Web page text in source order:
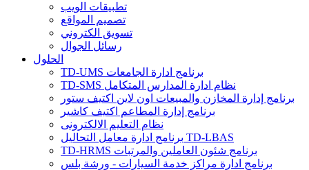
تطبيقات الويب
تصميم المواقع
تسويق الكتروني
رسائل الجوال
الحلول
TD-UMS برنامج ادارة الجامعات
TD-SMS نظام ادارة المدارس المتكامل
برنامج إدارة المخازن والمبيعات اون لاين اكتيف ستور
برنامج إدارة المطاعم اكتيف كاشير
نظام التعليم الالكترونى
برنامج ادارة معامل التحاليل TD-LBAS
TD-HRMS برنامج شئون العاملين والمرتبات
برنامج ادارة مراكز خدمة السيارات - ورشة بلس